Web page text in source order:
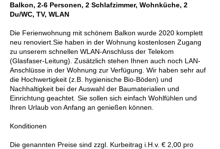
Balkon, 2-6 Personen, 2 Schlafzimmer, Wohnküche, 2
Du/WC, TV, WLAN
Die Ferienwohnung mit schönem Balkon wurde 2020 komplett
neu renoviert.Sie haben in der Wohnung kostenlosen Zugang
zu unserem schnellen WLAN-Anschluss der Telekom
(Glasfaser-Leitung). Zusätzlich stehen Ihnen auch noch LAN-
Anschlüsse in der Wohnung zur Verfügung. Wir haben sehr auf
die Hochwertigkeit (z.B. hygienische Bio-Böden) und
Nachhaltigkeit bei der Auswahl der Baumaterialien und
Einrichtung geachtet. Sie sollen sich einfach Wohlfühlen und
Ihren Urlaub von Anfang an genießen können.
Konditionen
Die genannten Preise sind zzgl. Kurbeitrag i.H.v. € 2,00 pro